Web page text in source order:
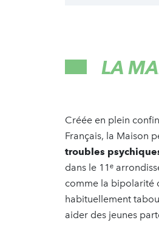
LA
Créée en plein
Français, la Maison
troubles
dans le 11ᵉ
comme la bipolarité
habituellement
aider des jeunes